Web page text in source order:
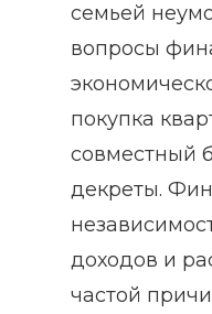
семьей
вопросы
покупка
совместный
декреты.
доходов и
частой